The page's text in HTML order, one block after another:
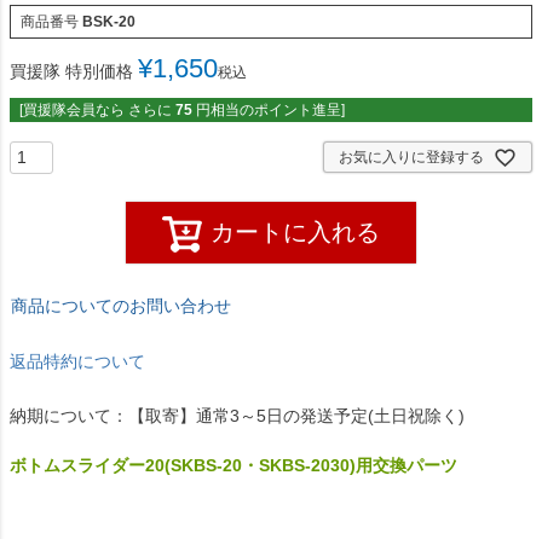
商品番号 BSK-20
買援隊 特別価格 ¥1,650税込
[買援隊会員なら さらに 75 円相当のポイント進呈]
お気に入りに登録する
カートに入れる
商品についてのお問い合わせ
返品特約について
納期について：【取寄】通常3～5日の発送予定(土日祝除く)
ボトムスライダー20(SKBS-20・SKBS-2030)用交換パーツ